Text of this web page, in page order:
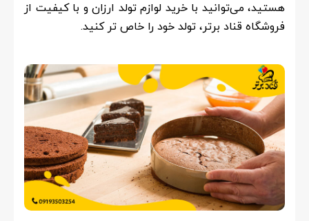
هستید، می‌توانید با خرید لوازم تولد ارزان و با کیفیت از
فروشگاه قناد برتر، تولد خود را خاص تر کنید.